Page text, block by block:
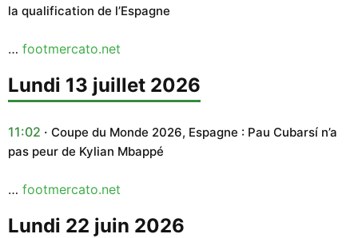
la qualification de l’Espagne
… footmercato.net
lundi 13 juillet 2026
11:02
Coupe du Monde 2026, Espagne : Pau Cubarsí n’a
pas peur de Kylian Mbappé
… footmercato.net
lundi 22 juin 2026